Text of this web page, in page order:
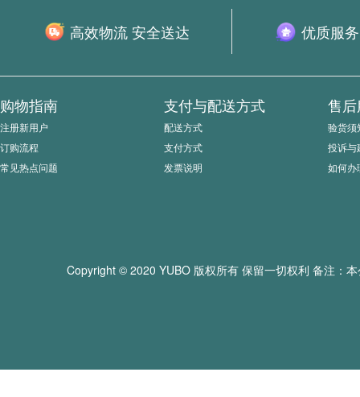
高效物流 安全送达 优质服
购物指南
注册新用户
订购流程
常见热点问题
支付与配送方式
配送方式
支付方式
发票说明
售
验货须
投诉与
如何办
Copyright © 2020 YUBO 版权所有 保留一切权利 备注：